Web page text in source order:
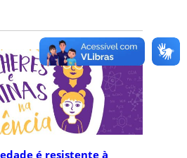
é resistente à